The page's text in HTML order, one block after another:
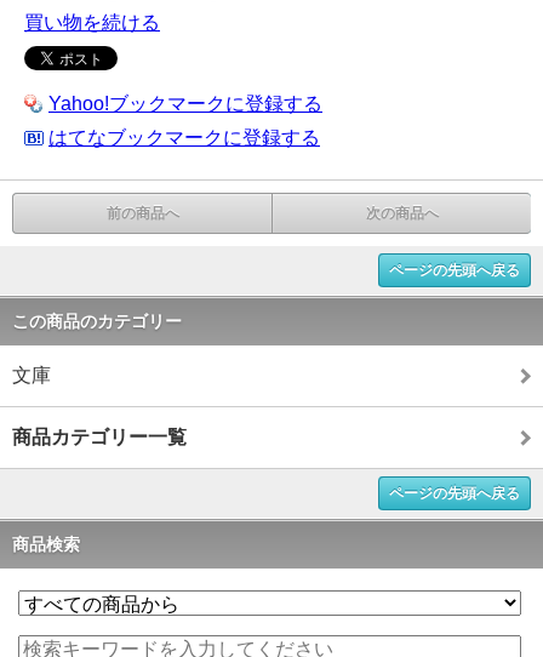
買い物を続ける
Yahoo!ブックマークに登録する
はてなブックマークに登録する
前の商品へ 次の商品へ
ページの先頭へ戻る
この商品のカテゴリー
文庫
商品カテゴリー一覧
ページの先頭へ戻る
商品検索